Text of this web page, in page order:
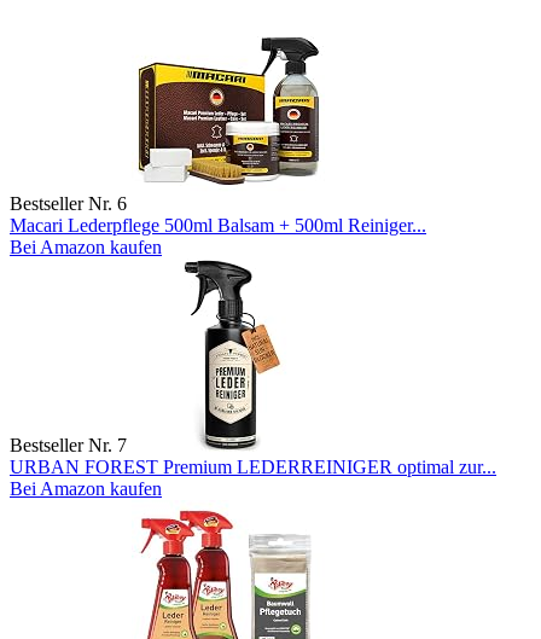
Bestseller Nr. 6
Macari Lederpflege 500ml Balsam + 500ml Reiniger...
Bei Amazon kaufen
Bestseller Nr. 7
URBAN FOREST Premium LEDERREINIGER optimal zur...
Bei Amazon kaufen